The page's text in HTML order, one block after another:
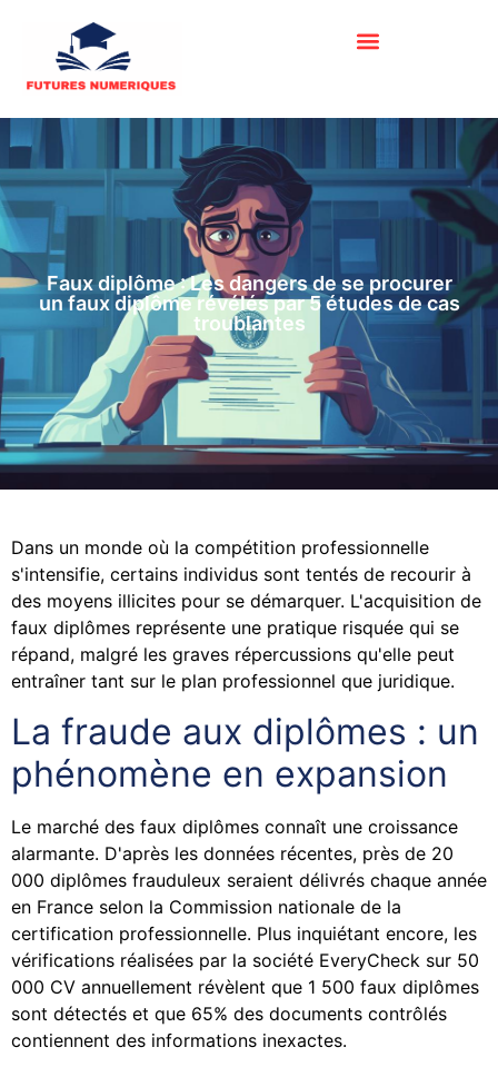
Faux diplôme : Les dangers de se procurer
un faux diplôme révélés par 5 études de cas
troublantes
Dans un monde où la compétition professionnelle
s'intensifie, certains individus sont tentés de recourir à
des moyens illicites pour se démarquer. L'acquisition de
faux diplômes représente une pratique risquée qui se
répand, malgré les graves répercussions qu'elle peut
entraîner tant sur le plan professionnel que juridique.
La fraude aux diplômes : un
phénomène en expansion
Le marché des faux diplômes connaît une croissance
alarmante. D'après les données récentes, près de 20
000 diplômes frauduleux seraient délivrés chaque année
en France selon la Commission nationale de la
certification professionnelle. Plus inquiétant encore, les
vérifications réalisées par la société EveryCheck sur 50
000 CV annuellement révèlent que 1 500 faux diplômes
sont détectés et que 65% des documents contrôlés
contiennent des informations inexactes.